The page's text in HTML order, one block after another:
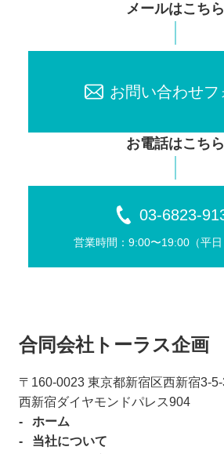
メールはこちら
お問い合わせフ
お電話はこちら
03-6823-
営業時間：9:00〜19:00（平⽇
合同会社トーラス企画
〒160-0023 東京都新宿区⻄新宿3-
⻄新宿ダイヤモンドパレス904
ホーム
当社について